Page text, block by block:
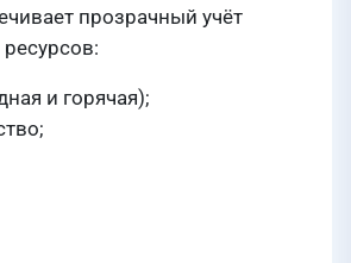
прозрачный учёт
и горячая);